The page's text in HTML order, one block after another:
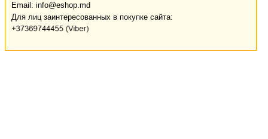
Email: info@eshop.md
Для лиц заинтересованных в покупке сайта: